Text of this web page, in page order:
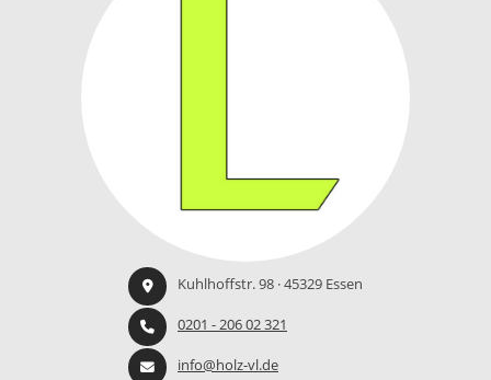
Kuhlhoffstr. 98 · 45329 Essen
0201 - 206 02 321
info@holz-vl.de